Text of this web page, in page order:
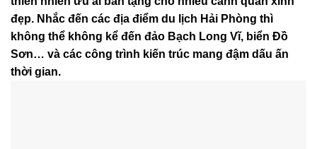
đẹp. Nhắc đến các địa điểm du lịch Hải Phòng thì
không thể không kể đến đảo Bạch Long Vĩ, biển Đồ
Sơn… và các công trình kiến trúc mang đậm dấu ấn
thời gian.